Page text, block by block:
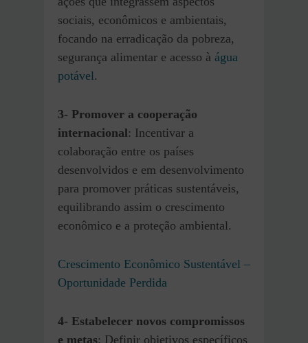
sociais, econômicos e ambientais,
focando na erradicação da pobreza,
segurança alimentar e acesso à água
potável.
3- Promover a cooperação
internacional: Incentivar a
colaboração entre os países
desenvolvidos e em desenvolvimento
para promover práticas sustentáveis,
equilibrando assim o crescimento
econômico e a proteção ambiental.
Crescimento Econômico Sustentável –
Oportunidade Perdida
4- Estabelecer novos compromissos
e metas: Definir objetivos específicos